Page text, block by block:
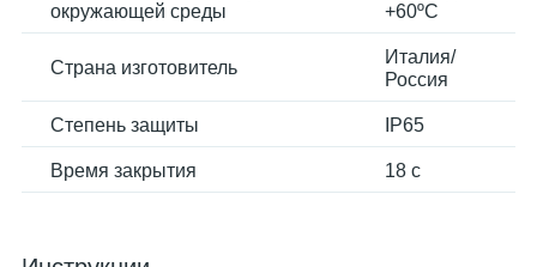
окружающей среды
+60ºС
Страна изготовитель
Италия/
Россия
Степень защиты IP65
Время закрытия 18 с